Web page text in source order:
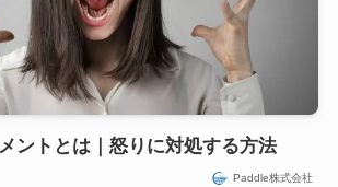
ントとは｜怒りに対処する方法
Paddle株式会社